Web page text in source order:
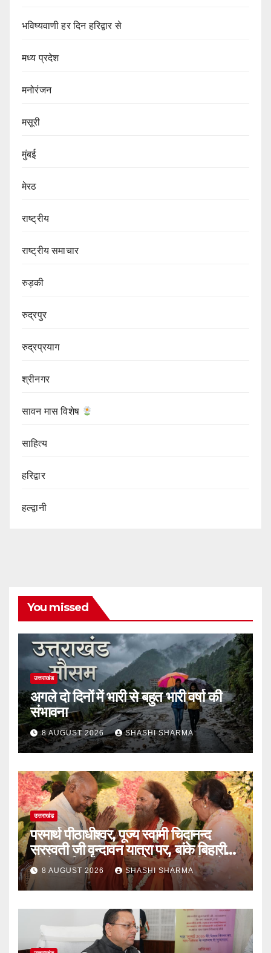
भविष्यवाणी हर दिन हरिद्वार से
मध्य प्रदेश
मनोरंजन
मसूरी
मुंबई
मेरठ
राष्ट्रीय
राष्ट्रीय समाचार
रुड़की
रुद्रपुर
रुद्रप्रयाग
श्रीनगर
सावन मास विशेष
साहित्य
हरिद्वार
हल्द्वानी
You missed
उत्तराखंड
अगले दो दिनों में भारी से बहुत भारी वर्षा की
संभावना
8 AUGUST 2026 SHASHI SHARMA
उत्तराखंड
परमार्थ पीठाधीश्वर, पूज्य स्वामी चिदानन्द
सरस्वती जी वृन्दावन यात्रा पर, बांके बिहारी
जी के दर्शन कर भारत की समृद्धि, शांति और
मंगल की प्रार्थना
8 AUGUST 2026 SHASHI SHARMA